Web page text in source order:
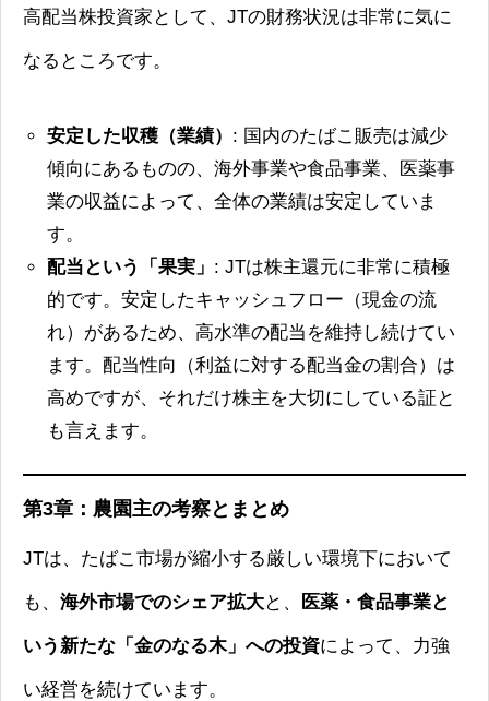
高配当株投資家として、JTの財務状況は非常に気に
なるところです。
安定した収穫（業績） : 国内のたばこ販売は減少
傾向にあるものの、海外事業や食品事業、医薬事
業の収益によって、全体の業績は安定していま
す。
配当という「果実」 : JTは株主還元に非常に積極
的です。安定したキャッシュフロー（現金の流
れ）があるため、高水準の配当を維持し続けてい
ます。配当性向（利益に対する配当金の割合）は
高めですが、それだけ株主を大切にしている証と
も言えます。
第3章：農園主の考察とまとめ
JTは、たばこ市場が縮小する厳しい環境下において
も、 海外市場でのシェア拡大と、 医薬・食品事業と
いう新たな「金のなる木」への投資によって、力強
い経営を続けています。